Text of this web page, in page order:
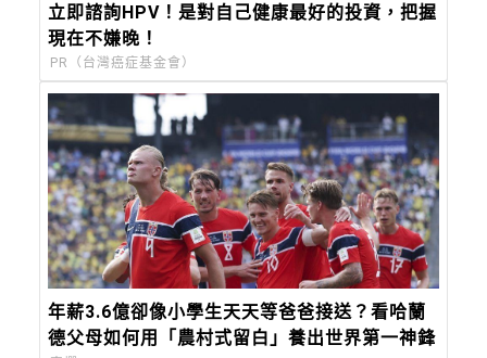
立即諮詢HPV！是對自己健康最好的投資，把握
現在不嫌晚！
PR（台灣癌症基金會）
年薪3.6億卻像小學生天天等爸爸接送？看哈蘭
德父母如何用「農村式留白」養出世界第一神鋒